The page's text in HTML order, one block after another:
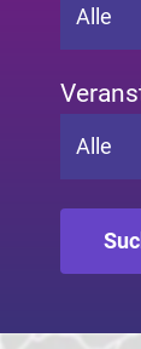
Alle
Alle